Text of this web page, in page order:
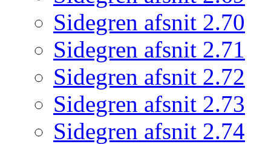
Sidegren afsnit 2.70
Sidegren afsnit 2.71
Sidegren afsnit 2.72
Sidegren afsnit 2.73
Sidegren afsnit 2.74